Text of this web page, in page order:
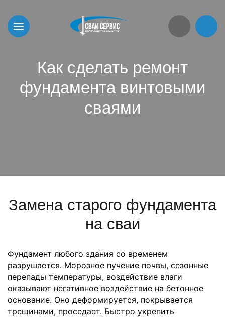
Как сделать ремонт
фундамента винтовыми
сваями
Замена старого фундамента
на сваи
Фундамент любого здания со временем
разрушается. Морозное пучение почвы, сезонные
перепады температуры, воздействие влаги
оказывают негативное воздействие на бетонное
основание. Оно деформируется, покрывается
трещинами, проседает. Быстро укрепить